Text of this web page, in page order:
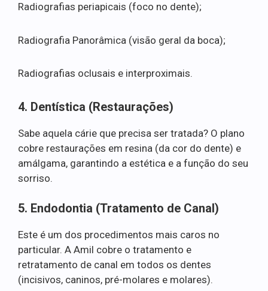
Radiografias periapicais (foco no dente);
Radiografia Panorâmica (visão geral da boca);
Radiografias oclusais e interproximais.
4. Dentística (Restaurações)
Sabe aquela cárie que precisa ser tratada? O plano
cobre restaurações em resina (da cor do dente) e
amálgama, garantindo a estética e a função do seu
sorriso.
5. Endodontia (Tratamento de Canal)
Este é um dos procedimentos mais caros no
particular. A Amil cobre o tratamento e
retratamento de canal em todos os dentes
(incisivos, caninos, pré-molares e molares).